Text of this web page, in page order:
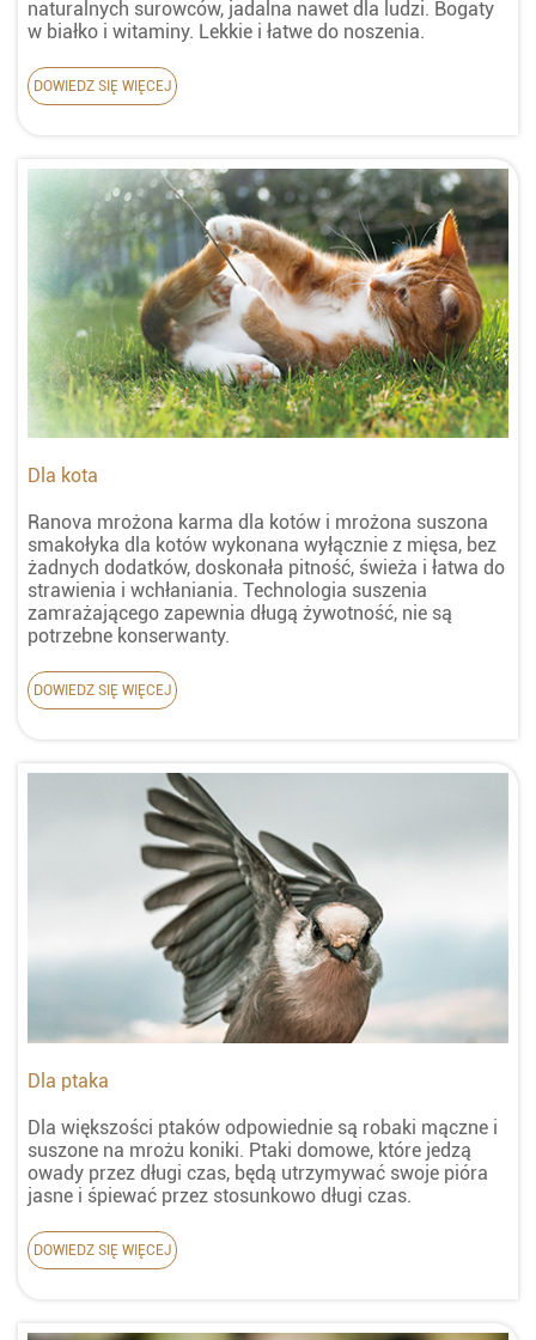
naturalnych surowców, jadalna nawet dla ludzi. Bogaty
w białko i witaminy. Lekkie i łatwe do noszenia.
DOWIEDZ SIĘ WIĘCEJ
Dla kota
Ranova mrożona karma dla kotów i mrożona suszona
smakołyka dla kotów wykonana wyłącznie z mięsa, bez
żadnych dodatków, doskonała pitność, świeża i łatwa do
strawienia i wchłaniania. Technologia suszenia
zamrażającego zapewnia długą żywotność, nie są
potrzebne konserwanty.
DOWIEDZ SIĘ WIĘCEJ
Dla ptaka
Dla większości ptaków odpowiednie są robaki mączne i
suszone na mrożu koniki. Ptaki domowe, które jedzą
owady przez długi czas, będą utrzymywać swoje pióra
jasne i śpiewać przez stosunkowo długi czas.
DOWIEDZ SIĘ WIĘCEJ